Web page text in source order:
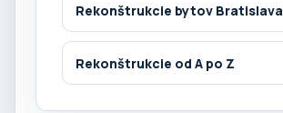
Rekonštrukcie bytov Bratislava
Rekonštrukcie od A po Z